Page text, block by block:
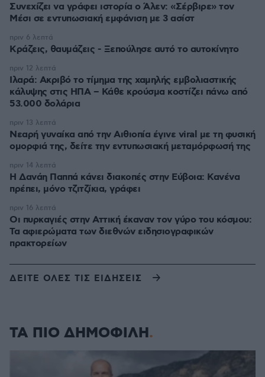
Συνεχίζει να γράφει ιστορία ο Άλεν: «Σέρβιρε» τον
Μέσι σε εντυπωσιακή εμφάνιση με 3 ασίστ
Κράζεις, θαυμάζεις - Ξεπούλησε αυτό το αυτοκίνητο
πριν 6 λεπτά
Ιλαρά: Ακριβό το τίμημα της χαμηλής εμβολιαστικής
κάλυψης στις ΗΠΑ – Κάθε κρούσμα κοστίζει πάνω από
53.000 δολάρια
πριν 12 λεπτά
Νεαρή γυναίκα από την Αιθιοπία έγινε viral με τη φυσική
ομορφιά της, δείτε την εντυπωσιακή μεταμόρφωσή της
πριν 13 λεπτά
Η Δανάη Παππά κάνει διακοπές στην Εύβοια: Κανένα
πρέπει, μόνο τζιτζίκια, γράφει
πριν 14 λεπτά
Οι πυρκαγιές στην Αττική έκαναν τον γύρο του κόσμου:
Τα αφιερώματα των διεθνών ειδησιογραφικών
πρακτορείων
πριν 16 λεπτά
ΔΕΙΤΕ ΟΛΕΣ ΤΙΣ ΕΙΔΗΣΕΙΣ
ΤΑ ΠΙΟ ΔΗΜΟΦΙΛΗ